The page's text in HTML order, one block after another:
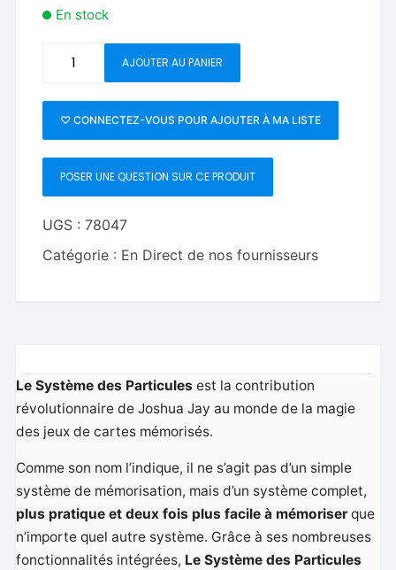
En stock
Particle
System
(Regular
Edition)
by
Joshua
AJOUTER AU PANIER
♡ CONNECTEZ-VOUS POUR AJOUTER À MA LISTE
POSER UNE QUESTION SUR CE PRODUIT
UGS :78047
Catégorie : En Direct de nos fournisseurs
Le Système des Particules est la contribution
révolutionnaire de Joshua Jay au monde de la magie
des jeux de cartes mémorisés.
Comme son nom l’indique, il ne s’agit pas d’un simple
système de mémorisation, mais d’un système complet,
plus pratique et deux fois plus facile à mémoriser que
n’importe quel autre système. Grâce à ses nombreuses
fonctionnalités intégrées, Le Système des Particules